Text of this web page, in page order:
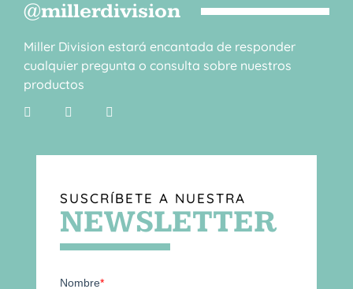
@millerdivision
Miller Division estará encantada de responder
cualquier pregunta o consulta sobre nuestros
productos
SUSCRÍBETE A NUESTRA
NEWSLETTER